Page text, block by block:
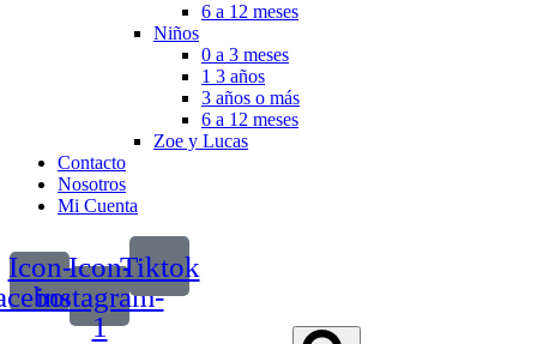
6 a 12 meses
Niños
0 a 3 meses
1 3 años
3 años o más
6 a 12 meses
Zoe y Lucas
Contacto
Nosotros
Mi Cuenta
Icon-Icon-
instagram-
1
Tiktok